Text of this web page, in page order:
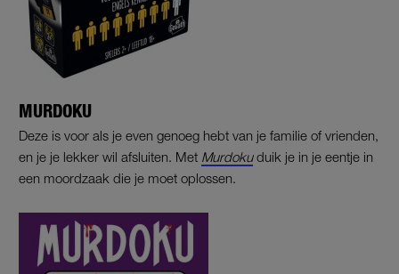
MURDOKU
Deze is voor als je even genoeg hebt van je familie of vrienden,
en je je lekker wil afsluiten. Met Murdokuduik je in je eentje in
een moordzaak die je moet oplossen.